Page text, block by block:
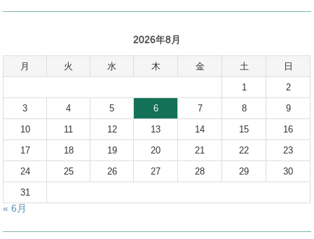
2026年8月
月 火 水 木 金 土
日
1
2
3
4 5 6 7 8
9
10
11 12 13 14 15
16
17
18 19 20 21 22
23
24
25 26 27 28 29
30
31
« 6月